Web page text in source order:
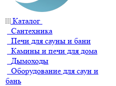
Каталог
Сантехника
Печи для сауны и бани
Камины и печи для дома
Дымоходы
Оборудование для саун и
бань